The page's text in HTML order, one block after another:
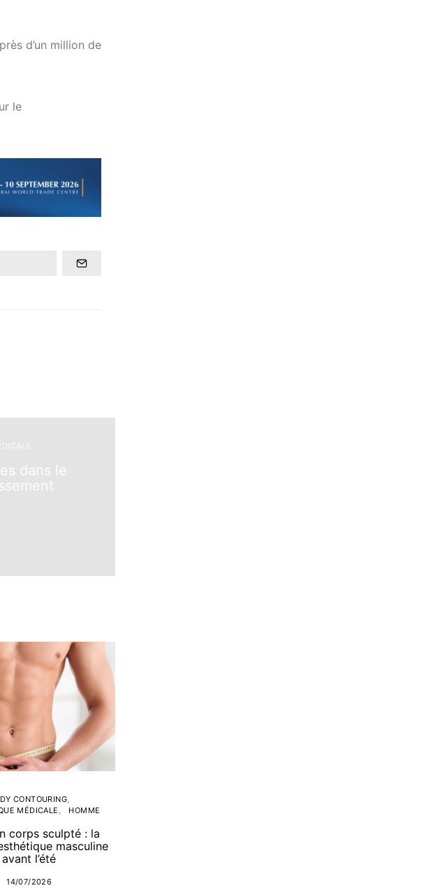
d’un million de
le
dans le
CONTOURING
MÉDICALE
HOMME
corps sculpté : la
masculine
avant l’été
14/07/2026